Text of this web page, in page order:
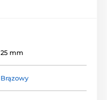
25 mm
Brązowy